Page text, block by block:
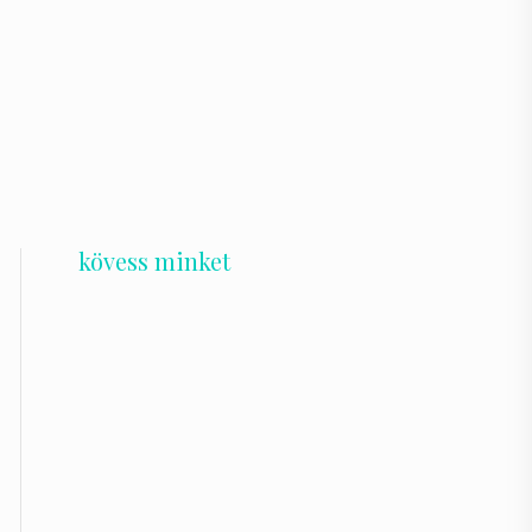
kövess minket